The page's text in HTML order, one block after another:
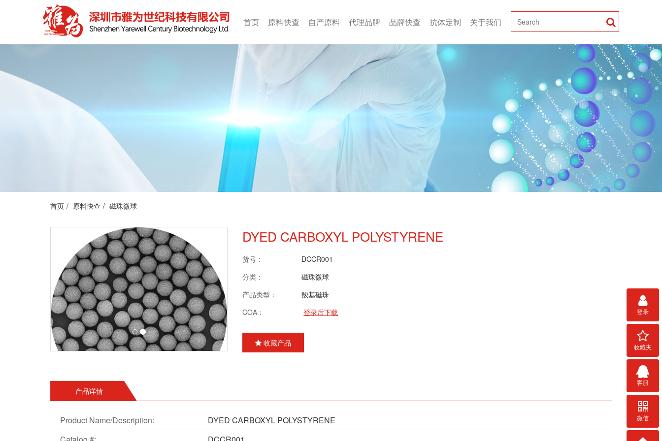
首页 原料快查 自产原料 代理品牌 品牌快查 抗体定制 关于我们
首页 原料快查 磁珠微球
DYED CARBOXYL POLYSTYRENE
货号：
DCCR001
分类：
磁珠微球
产品类型：
羧基磁珠
COA：
登录后下载
收藏产品
产品详情
Product Name/Description:
DYED CARBOXYL POLYSTYRENE
登录
收藏夹
客服
微信